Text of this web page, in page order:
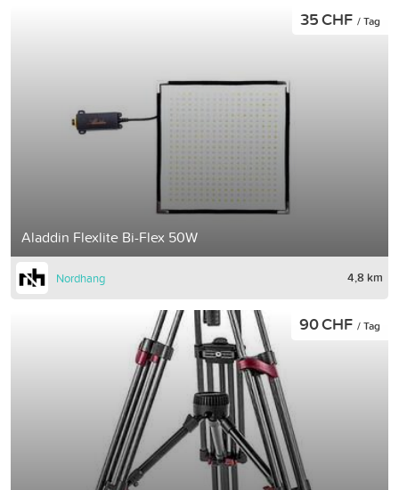
Aladdin Flexlite Bi-Flex 50W
35 CHF / Tag
Nordhang 4,8 km
90 CHF / Tag